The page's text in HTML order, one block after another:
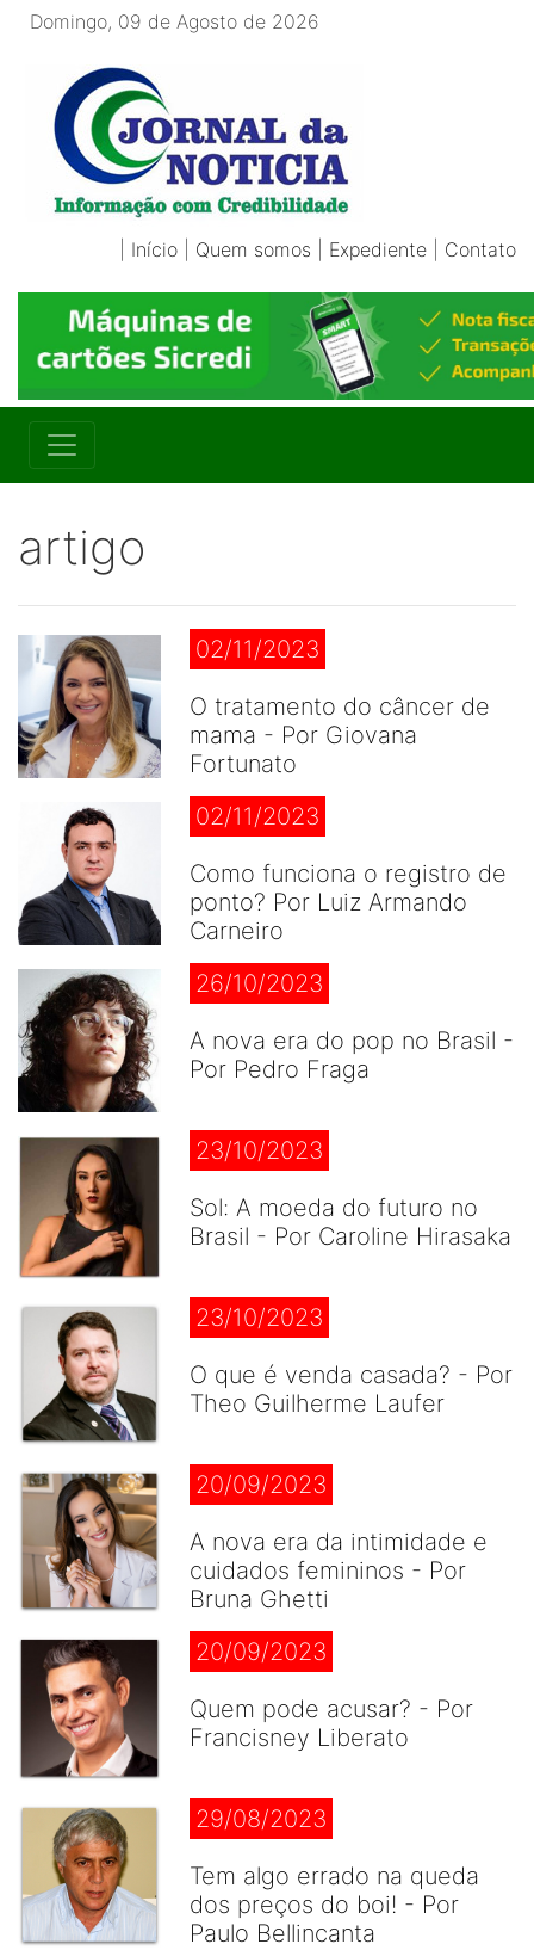
Domingo, 09 de Agosto de 2026
Início Quem somos Expediente Contato
artigo
02/11/2023
O tratamento do câncer de
mama - Por Giovana
Fortunato
02/11/2023
Como funciona o registro de
ponto? Por Luiz Armando
Carneiro
26/10/2023
A nova era do pop no Brasil -
Por Pedro Fraga
23/10/2023
Sol: A moeda do futuro no
Brasil - Por Caroline Hirasaka
23/10/2023
O que é venda casada? - Por
Theo Guilherme Laufer
20/09/2023
A nova era da intimidade e
cuidados femininos - Por
Bruna Ghetti
20/09/2023
Quem pode acusar? - Por
Francisney Liberato
29/08/2023
Tem algo errado na queda
dos preços do boi! - Por
Paulo Bellincanta